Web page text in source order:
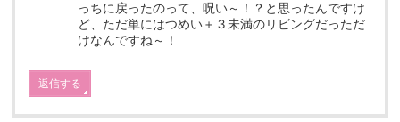
っちに戻ったのって、呪い～！？と思ったんですけ
ど、ただ単にはつめい＋３未満のリビングだっただ
けなんですね～！
返信する